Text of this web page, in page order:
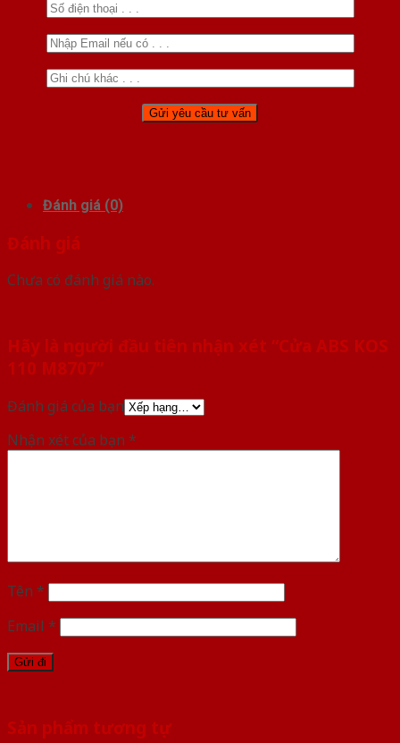
Đánh giá (0)
Đánh giá
Chưa có đánh giá nào.
Hãy là người đầu tiên nhận xét “Cửa ABS KOS
110 M8707”
Đánh giá của bạn
Nhận xét của bạn *
Tên *
Email *
Sản phẩm tương tự